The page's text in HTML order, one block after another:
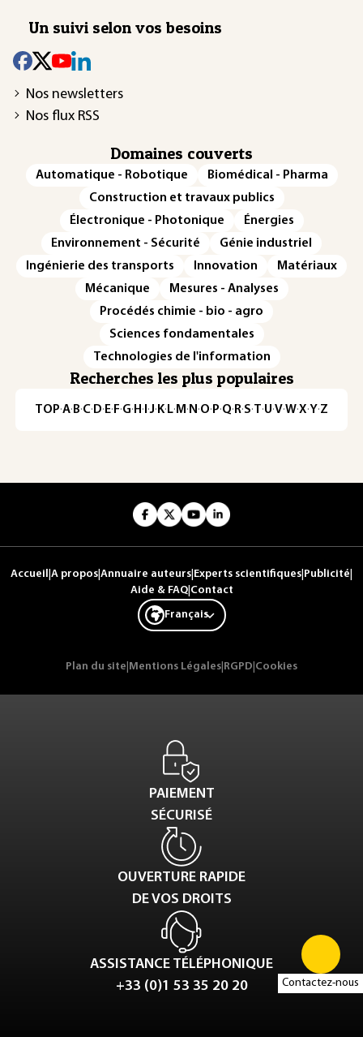
Contactez-nous
Un suivi selon vos besoins
Nos newsletters
Nos flux RSS
Domaines couverts
Automatique - Robotique
Biomédical - Pharma
Construction et travaux publics
Électronique - Photonique
Énergies
Environnement - Sécurité
Génie industriel
Ingénierie des transports
Innovation
Matériaux
Mécanique
Mesures - Analyses
Procédés chimie - bio - agro
Sciences fondamentales
Technologies de l'information
Recherches les plus populaires
TOP·A·B·C·D·E·F·G·H·I·J·K·L·M·N·O·P·Q·R·S·T·U·V·W·X·Y·Z
Accueil A propos Annuaire auteurs Experts scientifiques Publicité
Aide & FAQ| Contact
Français
Plan du site Mentions Légales RGPD Cookies
PAIEMENT
SÉCURISÉ
OUVERTURE RAPIDE
DE VOS DROITS
ASSISTANCE TÉLÉPHONIQUE
+33 (0)1 53 35 20 20